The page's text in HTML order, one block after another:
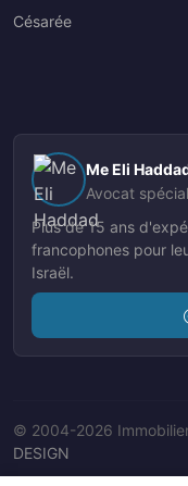
Césarée
Me Eli
Avocat
Plus de 15 ans
francophones pour
Israël.
© 2004-2026
DESIGN